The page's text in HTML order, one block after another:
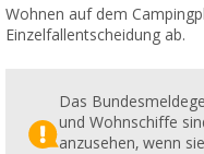
Wohnen auf dem
Einzelfallentscheidung ab.
Das
und Wohnschiffe
anzusehen, wenn